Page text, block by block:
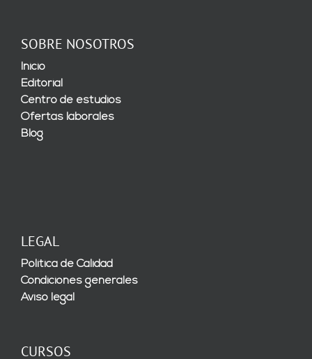
SOBRE NOSOTROS
Inicio
Editorial
Centro de estudios
Ofertas laborales
Blog
LEGAL
Política de Calidad
Condiciones generales
Aviso legal
CURSOS